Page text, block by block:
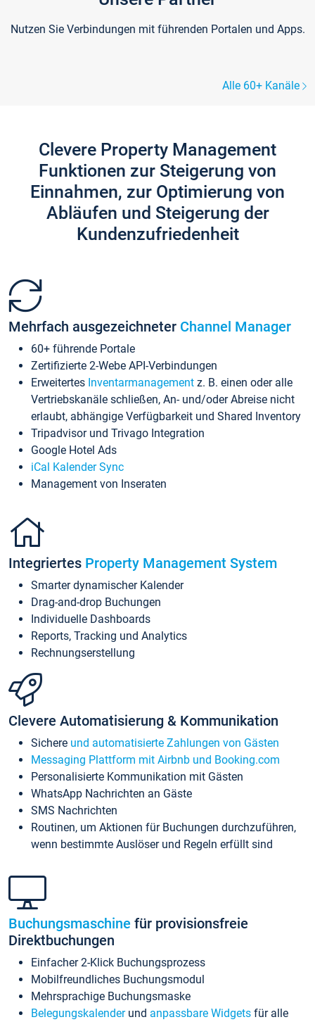
Nutzen Sie Verbindungen mit führenden Portalen und Apps.
Alle 60+ Kanäle
Clevere Property Management
Funktionen zur Steigerung von
Einnahmen, zur Optimierung von
Abläufen und Steigerung der
Kundenzufriedenheit
Mehrfach ausgezeichneter Channel Manager
60+ führende Portale
Zertifizierte 2-Webe API-Verbindungen
Erweitertes Inventarmanagement z. B. einen oder alle
Vertriebskanäle schließen, An- und/oder Abreise nicht
erlaubt, abhängige Verfügbarkeit und Shared Inventory
Tripadvisor und Trivago Integration
Google Hotel Ads
iCal Kalender Sync
Management von Inseraten
Integriertes Property Management System
Smarter dynamischer Kalender
Drag-and-drop Buchungen
Individuelle Dashboards
Reports, Tracking und Analytics
Rechnungserstellung
Clevere Automatisierung & Kommunikation
Sichere und automatisierte Zahlungen von Gästen
Messaging Plattform mit Airbnb und Booking.com
Personalisierte Kommunikation mit Gästen
WhatsApp Nachrichten an Gäste
SMS Nachrichten
Routinen, um Aktionen für Buchungen durchzuführen,
wenn bestimmte Auslöser und Regeln erfüllt sind
Buchungsmaschine für provisionsfreie
Direktbuchungen
Einfacher 2-Klick Buchungsprozess
Mobilfreundliches Buchungsmodul
Mehrsprachige Buchungsmaske
Belegungskalenderund anpassbare Widgets für alle